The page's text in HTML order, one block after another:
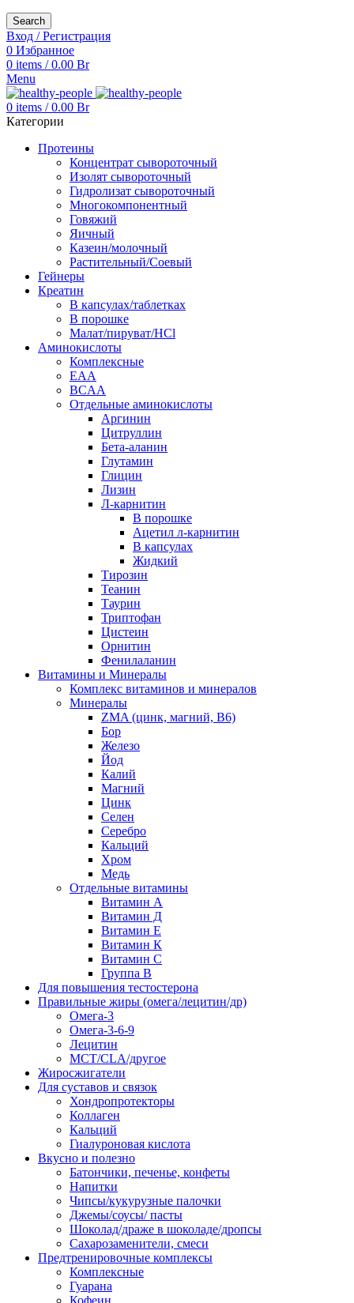
Search
Вход / Регистрация
0 Избранное
0 items / 0.00 Br
Menu
0 items / 0.00 Br
Категории
Протеины
Концентрат сывороточный
Изолят сывороточный
Гидролизат сывороточный
Многокомпонентный
Говяжий
Яичный
Казеин/молочный
Растительный/Соевый
Гейнеры
Креатин
В капсулах/таблетках
В порошке
Малат/пируват/HCl
Аминокислоты
Комплексные
EAA
BCAA
Отдельные аминокислоты
Аргинин
Цитруллин
Бета-аланин
Глутамин
Глицин
Лизин
Л-карнитин
В порошке
Ацетил л-карнитин
В капсулах
Жидкий
Тирозин
Теанин
Таурин
Триптофан
Цистеин
Орнитин
Фенилаланин
Витамины и Минералы
Комплекс витаминов и минералов
Минералы
ZMA (цинк, магний, В6)
Бор
Железо
Йод
Калий
Магний
Цинк
Селен
Серебро
Кальций
Хром
Медь
Отдельные витамины
Витамин А
Витамин Д
Витамин Е
Витамин К
Витамин С
Группа В
Для повышения тестостерона
Правильные жиры (омега/лецитин/др)
Омега-3
Омега-3-6-9
Лецитин
MCT/CLA/другое
Жиросжигатели
Для суставов и связок
Хондропротекторы
Коллаген
Кальций
Гиалуроновая кислота
Вкусно и полезно
Батончики, печенье, конфеты
Напитки
Чипсы/кукурузные палочки
Джемы/соусы/ пасты
Шоколад/драже в шоколаде/дропсы
Сахарозаменители, смеси
Предтренировочные комплексы
Комплексные
Гуарана
Кофеин